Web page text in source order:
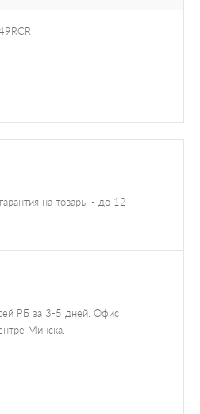
на товары - до 12
РБ за 3-5 дней. Офис
Минска.